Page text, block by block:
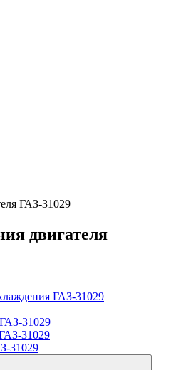
ГАЗ-31029
двигателя
ГАЗ-31029
31029
31029
31029